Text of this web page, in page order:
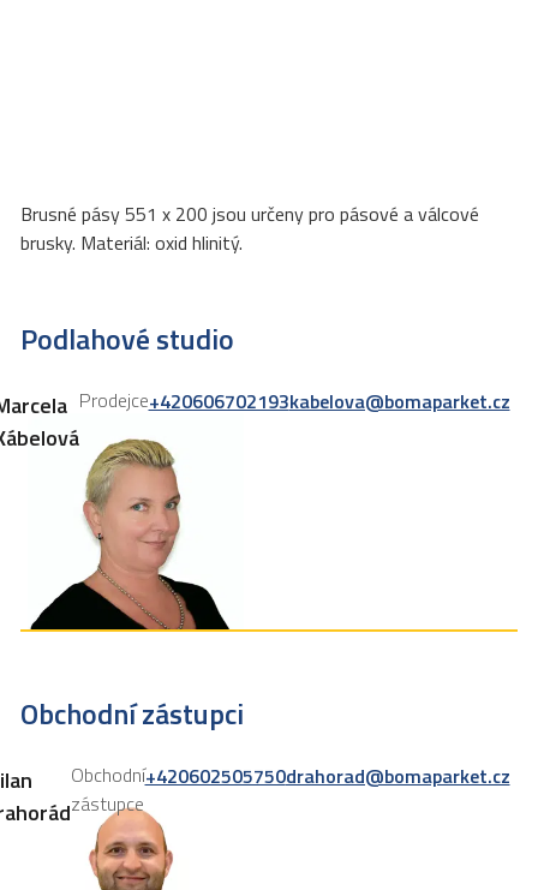
Brusné pásy 551 x 200 jsou určeny pro pásové a válcové
brusky. Materiál: oxid hlinitý.
Podlahové studio
Prodejce+420606702193kabelova@bomaparket.cz
Obchodní zástupci
Obchodní
zástupce
+420602505750drahorad@bomaparket.cz